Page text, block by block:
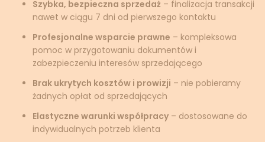
Szybka, bezpieczna sprzedaż – finalizacja transakcji
nawet w ciągu 7 dni od pierwszego kontaktu
Profesjonalne wsparcie prawne – kompleksowa
pomoc w przygotowaniu dokumentów i
zabezpieczeniu interesów sprzedającego
Brak ukrytych kosztów i prowizji – nie pobieramy
żadnych opłat od sprzedających
Elastyczne warunki współpracy – dostosowane do
indywidualnych potrzeb klienta